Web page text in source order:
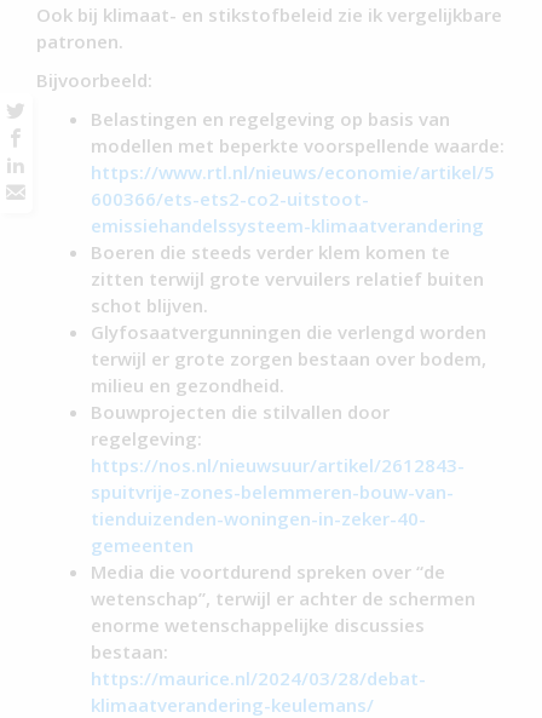
Ook bij klimaat- en stikstofbeleid zie ik vergelijkbare
patronen.
Bijvoorbeeld:
Belastingen en regelgeving op basis van
modellen met beperkte voorspellende waarde:
https://www.rtl.nl/nieuws/economie/artikel/5
600366/ets-ets2-co2-uitstoot-
emissiehandelssysteem-klimaatverandering
Boeren die steeds verder klem komen te
zitten terwijl grote vervuilers relatief buiten
schot blijven.
Glyfosaatvergunningen die verlengd worden
terwijl er grote zorgen bestaan over bodem,
milieu en gezondheid.
Bouwprojecten die stilvallen door
regelgeving:
https://nos.nl/nieuwsuur/artikel/2612843-
spuitvrije-zones-belemmeren-bouw-van-
tienduizenden-woningen-in-zeker-40-
gemeenten
Media die voortdurend spreken over “de
wetenschap”, terwijl er achter de schermen
enorme wetenschappelijke discussies
bestaan:
https://maurice.nl/2024/03/28/debat-
klimaatverandering-keulemans/